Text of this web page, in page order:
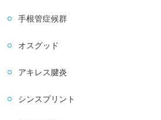
手根管症候群
オスグッド
アキレス腱炎
シンスプリント